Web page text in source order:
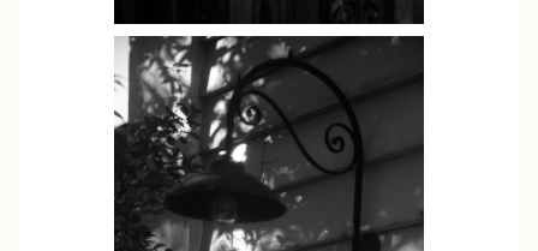
シャープネス 中
コントラスト
彩度
ソニーα7、α7 III